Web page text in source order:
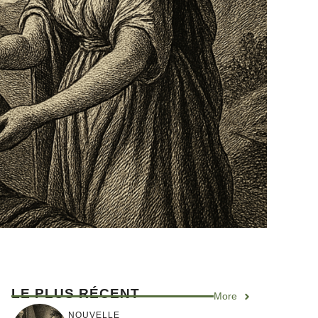
LE PLUS RÉCENT More
NOUVELLE